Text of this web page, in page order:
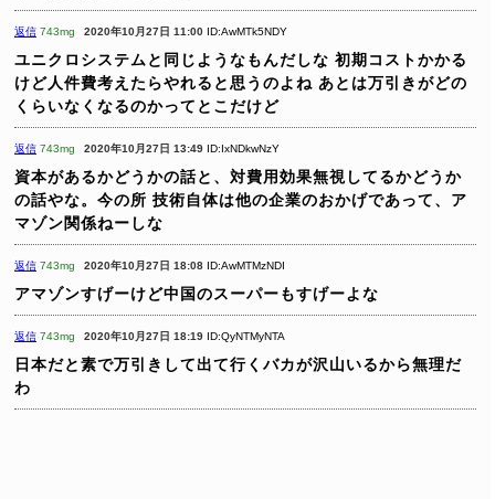
返信 743mg 2020年10月27日 11:00 ID:AwMTk5NDY
ユニクロシステムと同じようなもんだしな 初期コストかかる
けど人件費考えたらやれると思うのよね あとは万引きがどの
くらいなくなるのかってとこだけど
返信 743mg 2020年10月27日 13:49 ID:IxNDkwNzY
資本があるかどうかの話と、対費用効果無視してるかどうか
の話やな。今の所 技術自体は他の企業のおかげであって、ア
マゾン関係ねーしな
返信 743mg 2020年10月27日 18:08 ID:AwMTMzNDI
アマゾンすげーけど中国のスーパーもすげーよな
返信 743mg 2020年10月27日 18:19 ID:QyNTMyNTA
日本だと素で万引きして出て行くバカが沢山いるから無理だ
わ